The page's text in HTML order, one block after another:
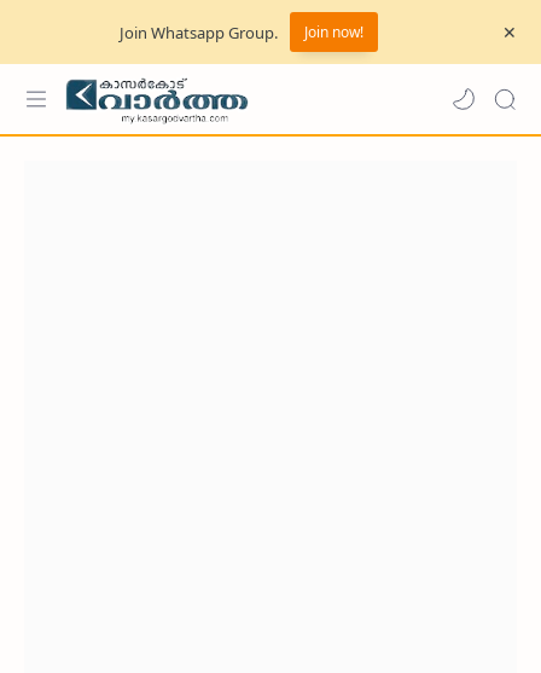
Join Whatsapp Group. Join now!